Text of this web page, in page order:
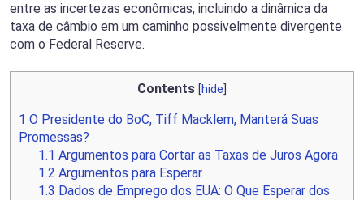
entre as incertezas econômicas, incluindo a dinâmica da
taxa de câmbio em um caminho possivelmente divergente
com o Federal Reserve.
Contents [hide
1 O Presidente do BoC, Tiff Macklem, Manterá Suas
Promessas?
1.1 Argumentos para Cortar as Taxas de Juros Agora
1.2 Argumentos para Esperar
1.3 Dados de Emprego dos EUA: O Que Esperar dos